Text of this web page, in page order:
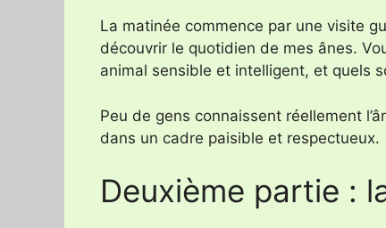
La matinée commence par une visite
découvrir le quotidien de mes ânes.
animal sensible et intelligent, et quels
Peu de gens connaissent réellement
dans un cadre paisible et respectueux.
Deuxième partie :